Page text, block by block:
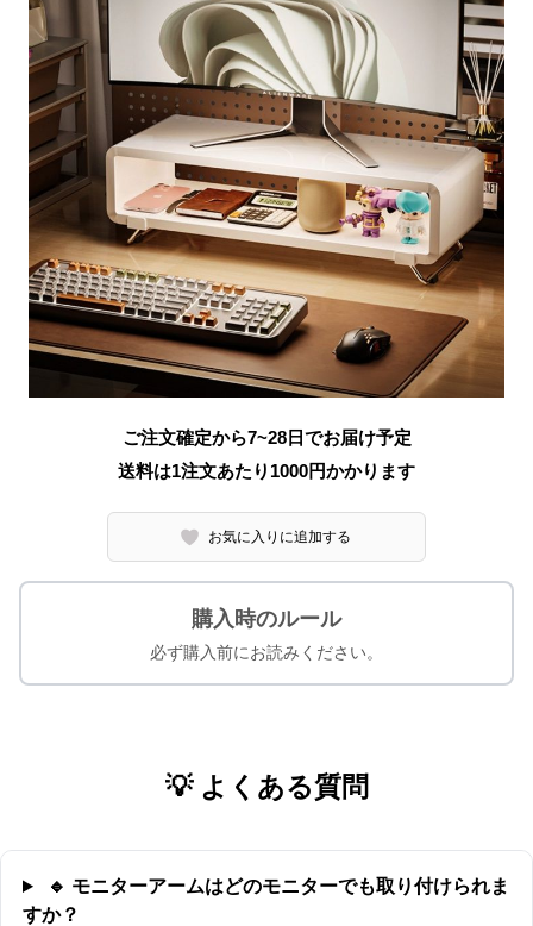
ご注文確定から7~28日でお届け予定
送料は1注文あたり 1000円かかります
お気に入りに追加する
購入時のルール
必ず購入前にお読みください。
💡 よくある質問
🔹 モニターアームはどのモニターでも取り付けられま
すか？